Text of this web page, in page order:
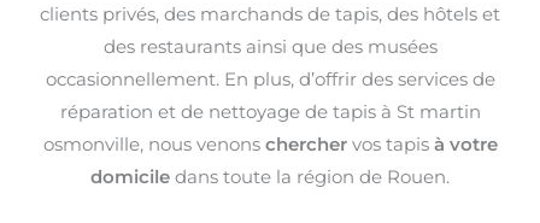
clients privés, des marchands de tapis, des hôtels et
des restaurants ainsi que des musées
occasionnellement. En plus, d’offrir des services de
réparation et de nettoyage de tapis à St martin
osmonville, nous venons chercher vos tapis à votre
domicile dans toute la région de Rouen.